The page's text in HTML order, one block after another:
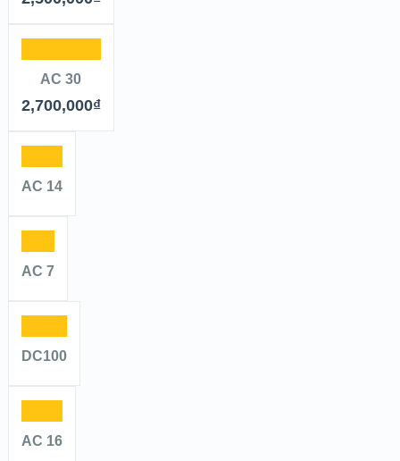
AC 30
2,700,000₫
AC 14
AC 7
DC100
AC 16